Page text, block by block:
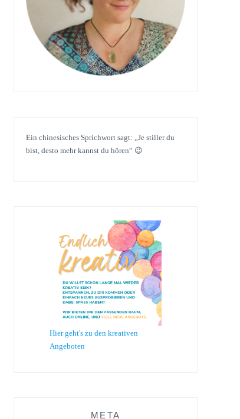
Ein chinesisches Sprichwort sagt: „Je stiller du
bist, desto mehr kannst du hören“ 😉
Hier geht's zu den kreativen
Angeboten
META